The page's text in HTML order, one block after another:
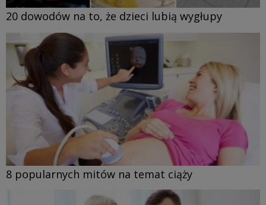
20 dowodów na to, że dzieci lubią wygłupy
8 popularnych mitów na temat ciąży